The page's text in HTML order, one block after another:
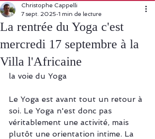
La rentrée du Yoga c'est
mercredi 17 septembre à la
Villa l'Africaine
Christophe Cappelli
7 sept. 2025 1 min de lecture
la voie du Yoga
Le Yoga est avant tout un retour à
soi. Le Yoga n'est donc pas
véritablement une activité, mais
plutôt une orientation intime. La